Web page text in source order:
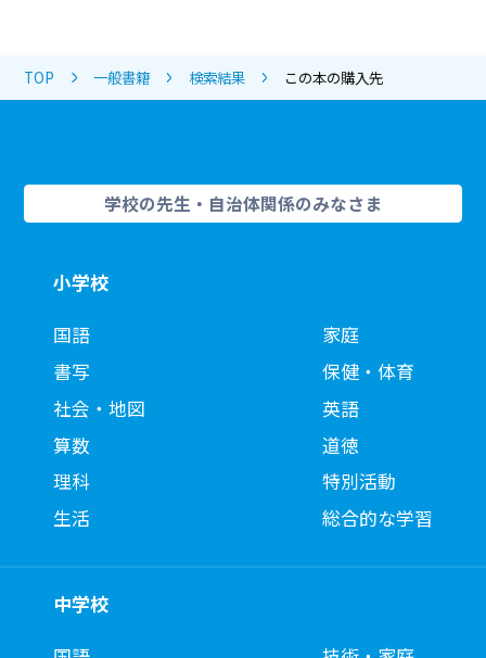
TOP 一般書籍 検索結果 この本の購入先
学校の先生・自治体関係のみなさま
小学校
国語
書写
社会・地図
算数
理科
生活
家庭
保健・体育
英語
道徳
特別活動
総合的な学習
中学校